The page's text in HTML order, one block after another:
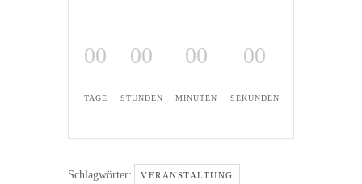
00
TAGE
00
STUNDEN
00
MINUTEN
00
SEKUNDEN
Schlagwörter: VERANSTALTUNG